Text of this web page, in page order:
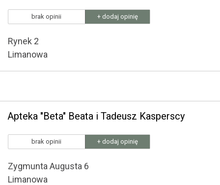
brak opinii + dodaj opinię
Rynek 2
Limanowa
Apteka "Beta" Beata i Tadeusz Kasperscy
brak opinii + dodaj opinię
Zygmunta Augusta 6
Limanowa